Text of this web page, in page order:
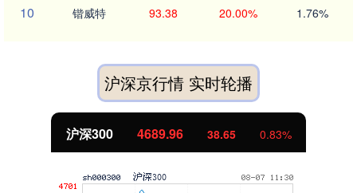
10 锴威特 93.38 20.00% 1.76%
沪深京行情 实时轮播
北证50 1129.72 6.84 0.61%